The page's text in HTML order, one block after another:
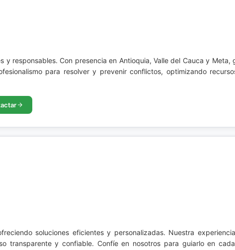
y responsables. Con presencia en Antioquia, Valle del Cauca y Meta,
para resolver y prevenir conflictos, optimizando
soluciones eficientes y personalizadas. Nuestra
transparente y confiable. Confíe en nosotros para guiarlo en